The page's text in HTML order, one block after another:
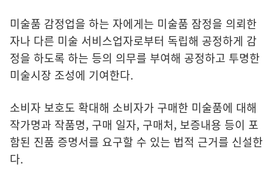
미술품 감정업을 하는 자에게는 미술품 잠정을 의뢰한
자나 다른 미술 서비스업자로부터 독립해 공정하게 감
정을 하도록 하는 등의 의무를 부여해 공정하고 투명한
미술시장 조성에 기여한다.
소비자 보호도 확대해 소비자가 구매한 미술품에 대해
작가명과 작품명, 구매 일자, 구매처, 보증내용 등이 포
함된 진품 증명서를 요구할 수 있는 법적 근거를 신설한
다.